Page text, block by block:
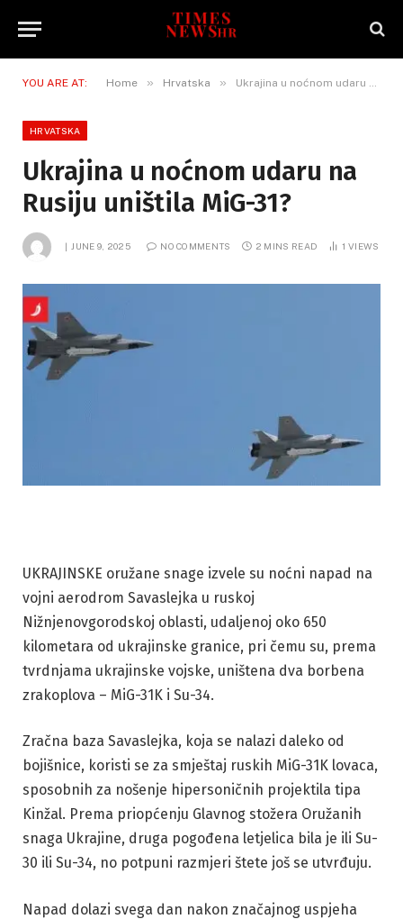
YOU ARE AT: Home » Hrvatska » Ukrajina u noćnom udaru na Rusiju uništila MiG-31?
HRVATSKA
Ukrajina u noćnom udaru na
Rusiju uništila MiG-31?
JUNE 9, 2025 NO COMMENTS 2 MINS READ 1VIEWS
UKRAJINSKE oružane snage izvele su noćni napad na
vojni aerodrom Savaslejka u ruskoj
Nižnjenovgorodskoj oblasti, udaljenoj oko 650
kilometara od ukrajinske granice, pri čemu su, prema
tvrdnjama ukrajinske vojske, uništena dva borbena
zrakoplova – MiG-31K i Su-34.
Zračna baza Savaslejka, koja se nalazi daleko od
bojišnice, koristi se za smještaj ruskih MiG-31K lovaca,
sposobnih za nošenje hipersoničnih projektila tipa
Kinžal. Prema priopćenju Glavnog stožera Oružanih
snaga Ukrajine, druga pogođena letjelica bila je ili Su-
30 ili Su-34, no potpuni razmjeri štete još se utvrđuju.
Napad dolazi svega dan nakon značajnog uspjeha